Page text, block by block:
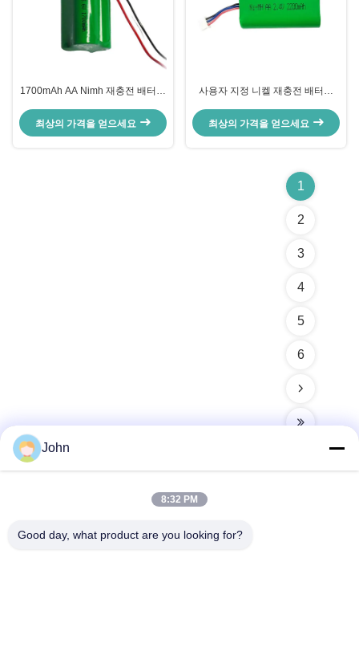
1700mAh AA Nimh 재충전 배터리
최상의 가격을 얻으세요
사용자 지정 니켈 재충전 배터리
RoHS
최상의 가격을 얻으세요
1
2
3
4
5
6
John
8:32 PM
Good day, what product are you looking for?